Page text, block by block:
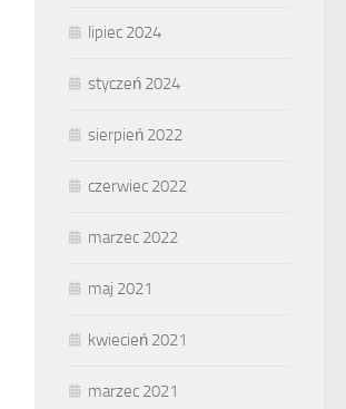
lipiec 2024
styczeń 2024
sierpień 2022
czerwiec 2022
marzec 2022
maj 2021
kwiecień 2021
marzec 2021